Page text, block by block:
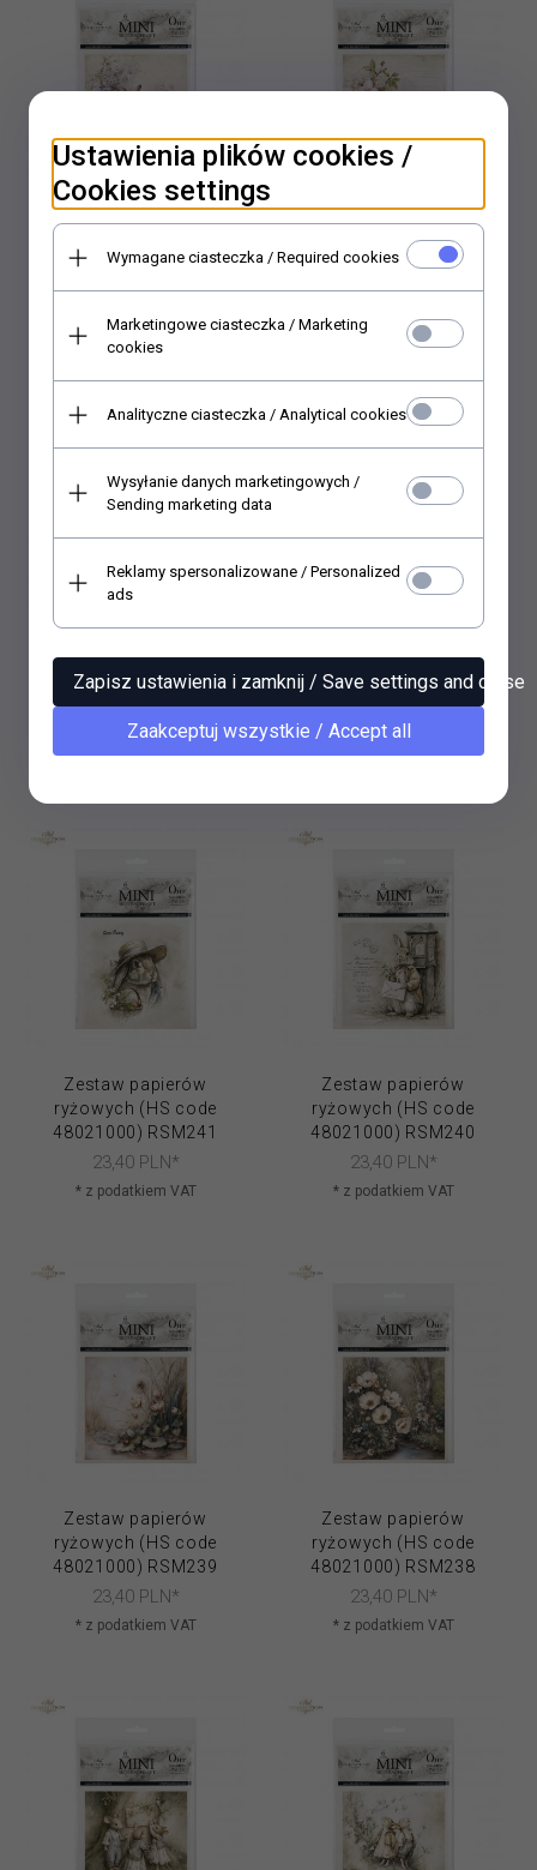
Zestaw papierów
48021000) RSM245
23,40 PLN*
* z podatkiem VAT
Zestaw papierów
ryżowych (HS code
48021000) RSM244
23,40 PLN*
* z podatkiem VAT
ryżowych (HS code
48021000) RSM243
40 PLN*
* z podatkiem VAT
ryżowych (HS code
48021000) RSM242
23,40 PLN*
* z podatkiem VAT
Zestaw papierów
ryżowych (HS code
48021000) RSM241
23,40 PLN*
* z podatkiem VAT
Zestaw papierów
ryżowych (HS code
48021000) RSM240
23,40 PLN*
* z podatkiem VAT
Zestaw papierów
ryżowych (HS code
48021000) RSM239
23,40 PLN*
* z podatkiem VAT
Zestaw papierów
ryżowych (HS code
48021000) RSM238
23,40 PLN*
* z podatkiem VAT
Ustawienia plików cookies /
Cookies settings
Wymagane ciasteczka / Required cookies
Marketingowe ciasteczka / Marketing
cookies
Analityczne ciasteczka / Analytical cookies
Wysyłanie danych marketingowych /
Sending marketing data
Reklamy spersonalizowane / Personalized
ads
Zapisz ustawienia i zamknij / Save settings and close
Zaakceptuj wszystkie / Accept all